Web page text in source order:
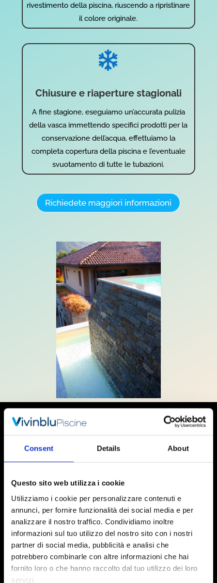
Consent Details About
Questo sito web utilizza i cookie
Utilizziamo i cookie per personalizzare contenuti e
annunci, per fornire funzionalità dei social media e per
analizzare il nostro traffico. Condividiamo inoltre
informazioni sul tuo utilizzo del nostro sito con i nostri
partner di social media, pubblicità e analisi che
potrebbero combinarle con altre informazioni che hai
fornito loro o che hanno raccolto dal tuo utilizzo dei loro
servizi.
rivestimento della piscina, riuscendo a ripristinare
il colore originale.

Chiusure e riaperture stagionali
A fine stagione, eseguiamo un’accurata pulizia
della vasca immettendo specifici prodotti per la
conservazione dell’acqua, effettuiamo la
completa copertura della piscina e l’eventuale
svuotamento di tutte le tubazioni.
Richiedete maggiori informazioni
I numeri del
2024